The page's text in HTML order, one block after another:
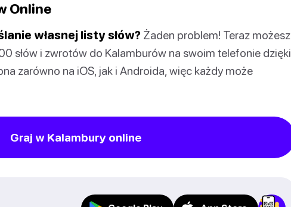
Online
własnej listy słów? Żaden problem! Teraz możesz
słów i zwrotów do Kalamburów na swoim telefonie dzięki
zarówno na iOS, jak i Androida, więc każdy może
Graj w Kalambury online